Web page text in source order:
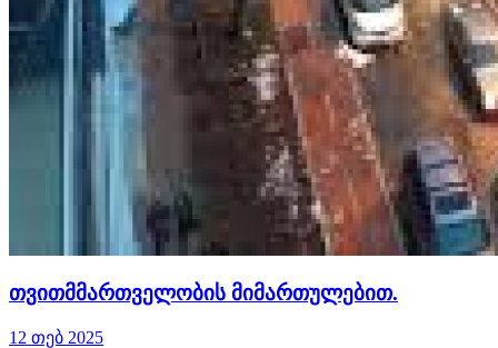
თვითმმართველობის მიმართულებით.
12 თებ 2025